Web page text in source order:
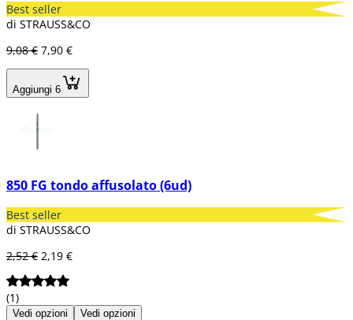
Best seller
di STRAUSS&CO
9,08 € 7,90 €
Aggiungi 6
850 FG tondo affusolato (6ud)
Best seller
di STRAUSS&CO
2,52 € 2,19 €
(1)
Vedi opzioni Vedi opzioni